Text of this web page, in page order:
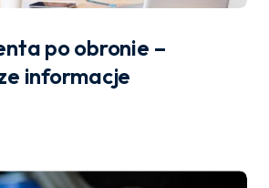
po obronie –
informacje